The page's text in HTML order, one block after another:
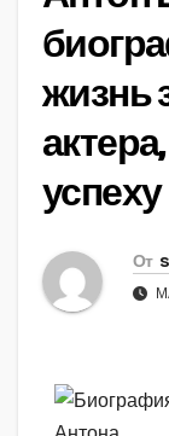
жизнь
успеху
От